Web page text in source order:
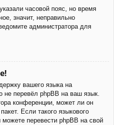
часовой пояс, но время
значит, неправильно
администратора для
вашего языка на
не перевёл phpBB на ваш язык.
конференции, может ли он
Если такого языкового
перевести phpBB на свой